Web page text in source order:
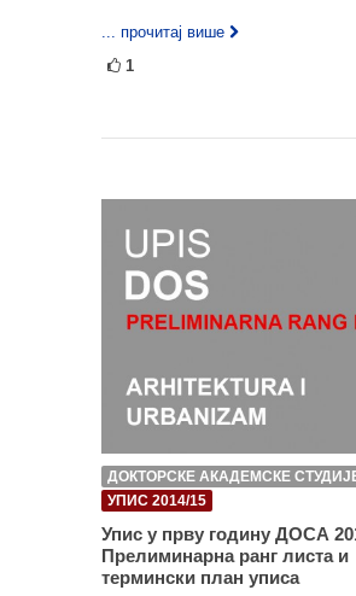
... прочитај више
1
ДОКТОРСКЕ АКАДЕМСКЕ
УПИС 2014/15
Упис у прву годину ДОСА
Прелиминарна ранг листа и
термински план уписа